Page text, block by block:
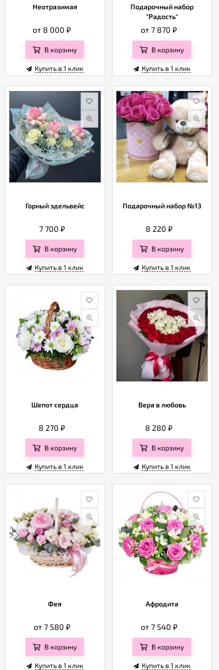
Неотразимая
от 8 000₽
В корзину
Купить в 1 клик
Подарочный набор
"Радость"
от 7 870₽
В корзину
Купить в 1 клик
Горный эдельвейс
7 700 ₽
В корзину
Купить в 1 клик
Подарочный набор №13
8 220 ₽
В корзину
Купить в 1 клик
Шепот сердца
8 270₽
В корзину
Купить в 1 клик
Вера в любовь
8 280₽
В корзину
Купить в 1 клик
Фея
от 7 580 ₽
В корзину
Купить в 1 клик
Афродита
от 7 540 ₽
В корзину
Купить в 1 клик